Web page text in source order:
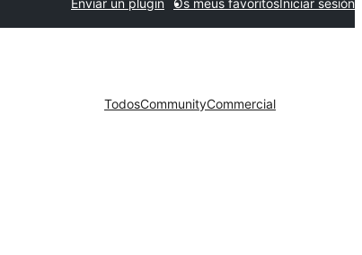
Enviar un plugin Os meus favoritosIniciar sesión
TodosCommunityCommercial